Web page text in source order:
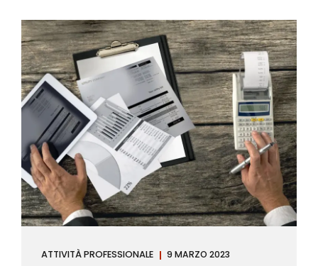
ATTIVITÀ PROFESSIONALE 9 MARZO 2023